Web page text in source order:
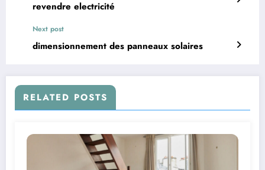
revendre electricité
Next post
dimensionnement des panneaux solaires
RELATED POSTS